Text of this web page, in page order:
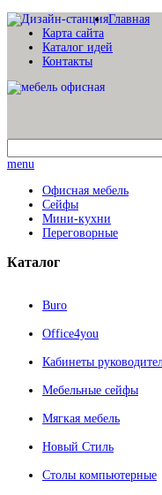
Главная
Карта сайта
Каталог идей
Контакты
menu
Офисная мебель
Сейфы
Мини-кухни
Переговорные
Каталог
Buro
Office4you
Кабинеты
Мебельные сейфы
Мягкая мебель
Новый Стиль
Столы компьютерные